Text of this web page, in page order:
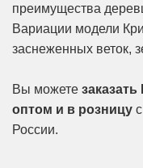
преимущества
Вариации модели
заснеженных веток,
Вы можете
оптом и в розницу
России.